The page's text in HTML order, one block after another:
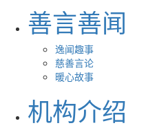
善言善闻
逸闻趣事
慈善言论
暖心故事
机构介绍